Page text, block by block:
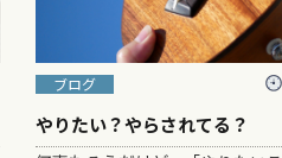
ブログ
やりたい？やらされてる？